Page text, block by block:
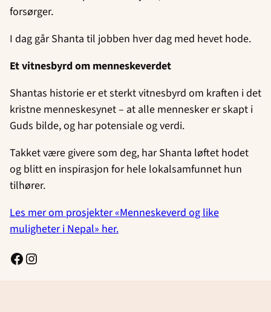
forsørger.
I dag går Shanta til jobben hver dag med hevet hode.
Et vitnesbyrd om menneskeverdet
Shantas historie er et sterkt vitnesbyrd om kraften i det
kristne menneskesynet – at alle mennesker er skapt i
Guds bilde, og har potensiale og verdi.
Takket være givere som deg, har Shanta løftet hodet
og blitt en inspirasjon for hele lokalsamfunnet hun
tilhører.
Les mer om prosjekter «Menneskeverd og like
muligheter i Nepal» her.
Facebook
Instagram